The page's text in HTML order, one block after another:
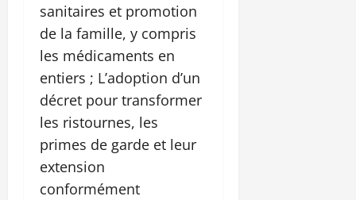
sanitaires et promotion
de la famille, y compris
les médicaments en
entiers ; L’adoption d’un
décret pour transformer
les ristournes, les
primes de garde et leur
extension
conformément